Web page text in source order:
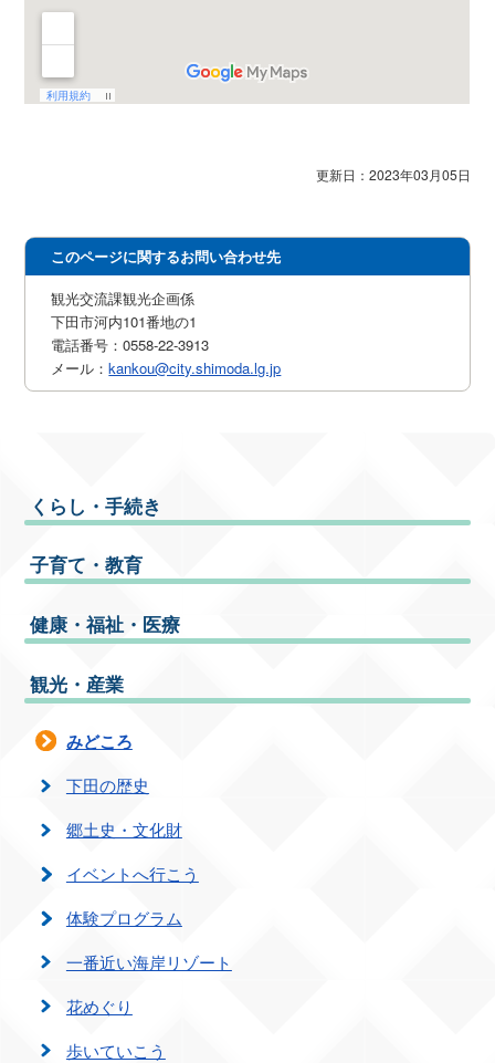
更新日：2023年03月05日
このページに関するお問い合わせ先
観光交流課観光企画係
下田市河内101番地の1
電話番号：0558-22-3913
メール：kankou@city.shimoda.lg.jp
くらし・手続き
子育て・教育
健康・福祉・医療
観光・産業
みどころ
下田の歴史
郷土史・文化財
イベントへ行こう
体験プログラム
一番近い海岸リゾート
花めぐり
歩いていこう